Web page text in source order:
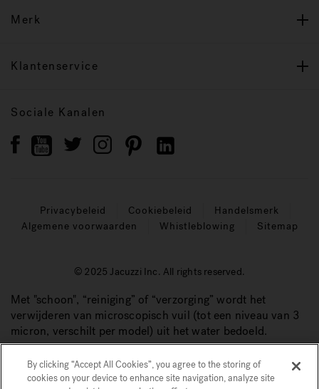
Merk
Klantenservice
Sociale Kanalen
Privacybeleid Cookiebeleid
Handelsmerk
Algemene voorwaarden
Whistleblowing Sitemap
© 2025 Jacuzzi Inc. All rights reserved.
Met "schoon", “reiniging” of “verzorging” wordt het
verwijderen van microscopisch vuil (tot een niveau van 3
micron, verschilt per model) uit het water bedoeld.
By clicking “Accept All Cookies”, you agree to the storing of
cookies on your device to enhance site navigation, analyze site